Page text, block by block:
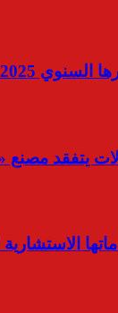
أم خسارة تامة؟”